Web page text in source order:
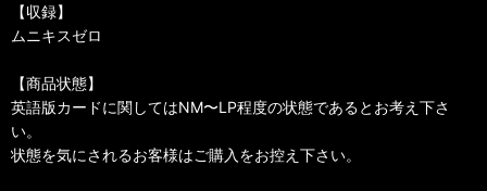
【収録】
ムニキスゼロ
【商品状態】
英語版カードに関してはNM〜LP程度の状態であるとお考え下さ
い。
状態を気にされるお客様はご購入をお控え下さい。